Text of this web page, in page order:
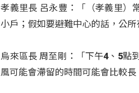
孝義里長 呂永豐：「（孝義里）
小戶；假如要避難中心的話，公
烏來區長 周至剛：「下午4、5點
風可能會滯留的時間可能會比較